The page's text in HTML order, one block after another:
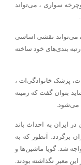
سواری ، می‌تواند
می‌تواند نقشی اساسی
بندی‌های خود ساخته
پزشک خانوادگی‌ات ،
بتوان گفت که زمینه
می‌شود.
ایران به احداث باند
برگردد. آنطور که به
شد. گویا ماشین‌ها و
معبر نگذاشته بودند.